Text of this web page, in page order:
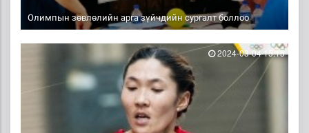
Олимпын зөвлөлийн арга зүйчдийн сургалт боллоо
2024-03-04 15:15